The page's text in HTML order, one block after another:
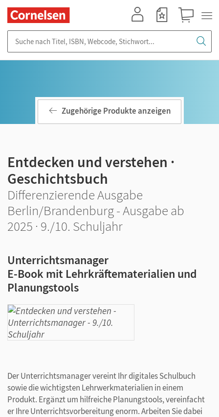
Zugehörige Produkte anzeigen
Entdecken und verstehen ·
Geschichtsbuch
Differenzierende Ausgabe
Berlin/Brandenburg - Ausgabe ab
2025 · 9./10. Schuljahr
Unterrichtsmanager
E-Book mit Lehrkräftematerialien und
Planungstools
Der Unterrichtsmanager vereint Ihr digitales Schulbuch
sowie die wichtigsten Lehrwerkmaterialien in einem
Produkt. Ergänzt um hilfreiche Planungstools, vereinfacht
er Ihre Unterrichtsvorbereitung enorm. Arbeiten Sie dabei